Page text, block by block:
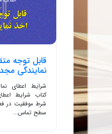
قابل توجه
نمایندگی مجد
شرایط اعطای
کتاب شرایط
شرط موفقیت در
سطح تماس...